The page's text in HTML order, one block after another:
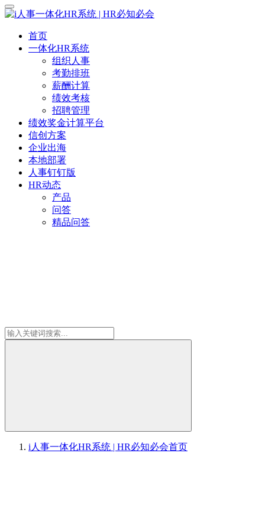
首页
一体化HR系统
组织人事
考勤排班
薪酬计算
绩效考核
招聘管理
绩效奖金计算平台
信创方案
企业出海
本地部署
人事钉钉版
HR动态
产品
问答
精品问答
i人事一体化HR系统 | HR必知必会首页